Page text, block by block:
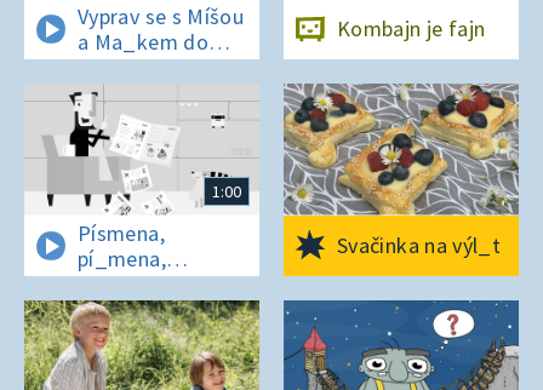
Vyprav se s Míšou
a Ma_kem do
Dobrovických
muzeí
Kombajn je fajn
1:00
Písmena,
pí_mena,
písmena
Svačinka na výl_t